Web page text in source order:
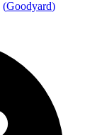
(Goodyard)